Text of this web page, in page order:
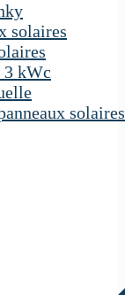
solaires
3 kWc
solaires